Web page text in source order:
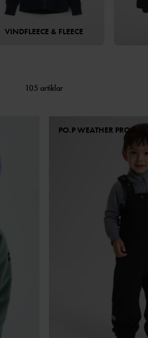
VINDFLEECE & FLEECE
105 artiklar
PO.P WEATHER PRO®